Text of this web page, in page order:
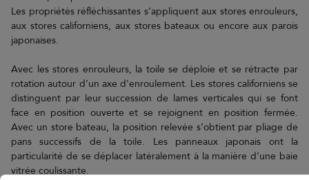
Les propriétés réfléchissantes s’appliquent aux stores enrouleurs,
aux stores californiens, aux stores bateaux ou encore aux parois
japonaises.
Avec les stores enrouleurs, la toile se déploie et se rétracte par
rotation autour d’un axe d'enroulement. Les stores californiens se
distinguent par leur succession de lames verticales qui se font
face en position ouverte et se rejoignent en position fermée.
Avec un store bateau, la position relevée s’obtient par pliage de
pans successifs de la toile. Les panneaux japonais ont la
particularité de se déplacer latéralement à la manière d’une baie
vitrée coulissante.